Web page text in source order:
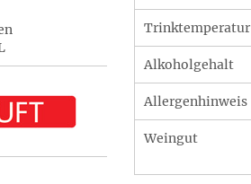
Trinktemperatur
Alkoholgehalt
Allergenhinweis
Weingut